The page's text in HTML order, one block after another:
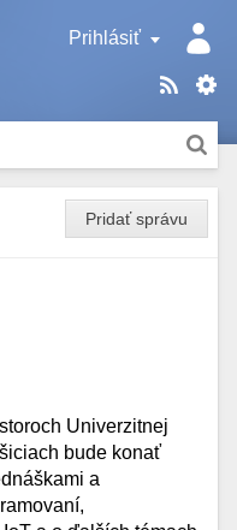
Prihlásiť
Pridať správu
Univerzitnej
bude konať
a